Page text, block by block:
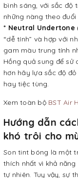
bình sáng, với sắc độ
những nàng theo
* Neutral
“dễ tính” và hợp với
gam màu trung tính
Hồng quả sung để sử
hơn hãy lựa sắc độ
hay tiệc tùng.
Xem toàn bộ BST Air
Hướng dẫn
khó trôi cho
Son tint bóng là một
thích nhất vì khả
tự nhiên. Tuy vậy, sự